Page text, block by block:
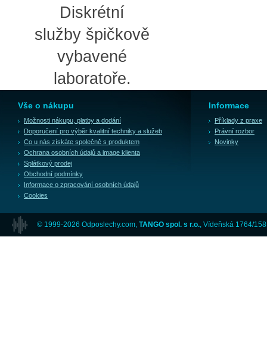
Diskrétní
služby špičkově
vybavené
laboratoře.
Vše o nákupu
Možnosti nákupu, platby a dodání
Doporučení pro výběr kvalitní techniky a služeb
Co u nás získáte společně s produktem
Ochrana osobních údajů a image klienta
Splátkový prodej
Obchodní podmínky
Informace o zpracování osobních údajů
Cookies
Informace
Příklady z praxe
Právní rozbor
Novinky
© 1999-2026 Odposlechy.com, TANGO spol. s r.o. , Vídeňská 1764/